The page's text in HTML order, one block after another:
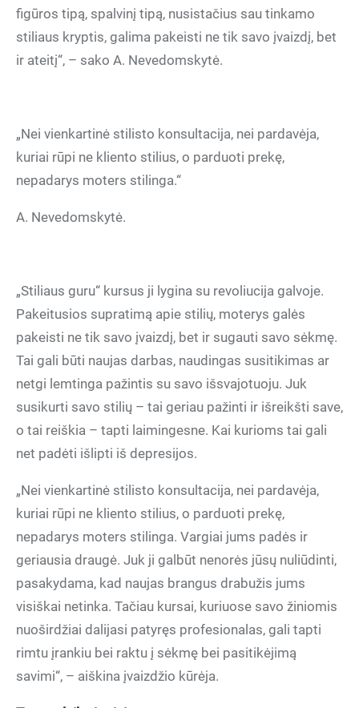
figūros tipą, spalvinį tipą, nusistačius sau tinkamo
stiliaus kryptis, galima pakeisti ne tik savo įvaizdį, bet
ir ateitį“, – sako A. Nevedomskytė.
„Nei vienkartinė stilisto konsultacija, nei pardavėja,
kuriai rūpi ne kliento stilius, o parduoti prekę,
nepadarys moters stilinga.“
A. Nevedomskytė.
„Stiliaus guru“ kursus ji lygina su revoliucija galvoje.
Pakeitusios supratimą apie stilių, moterys galės
pakeisti ne tik savo įvaizdį, bet ir sugauti savo sėkmę.
Tai gali būti naujas darbas, naudingas susitikimas ar
netgi lemtinga pažintis su savo išsvajotuoju. Juk
susikurti savo stilių – tai geriau pažinti ir išreikšti save,
o tai reiškia – tapti laimingesne. Kai kurioms tai gali
net padėti išlipti iš depresijos.
„Nei vienkartinė stilisto konsultacija, nei pardavėja,
kuriai rūpi ne kliento stilius, o parduoti prekę,
nepadarys moters stilinga. Vargiai jums padės ir
geriausia draugė. Juk ji galbūt nenorės jūsų nuliūdinti,
pasakydama, kad naujas brangus drabužis jums
visiškai netinka. Tačiau kursai, kuriuose savo žiniomis
nuoširdžiai dalijasi patyręs profesionalas, gali tapti
rimtu įrankiu bei raktu į sėkmę bei pasitikėjimą
savimi“, – aiškina įvaizdžio kūrėja.